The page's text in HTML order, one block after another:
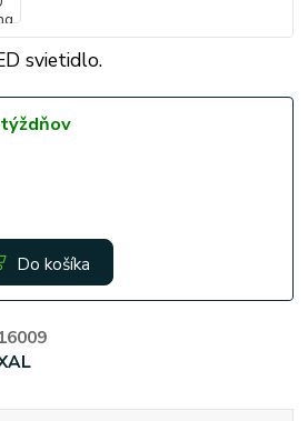
svietidlo.
Do košíka
16009